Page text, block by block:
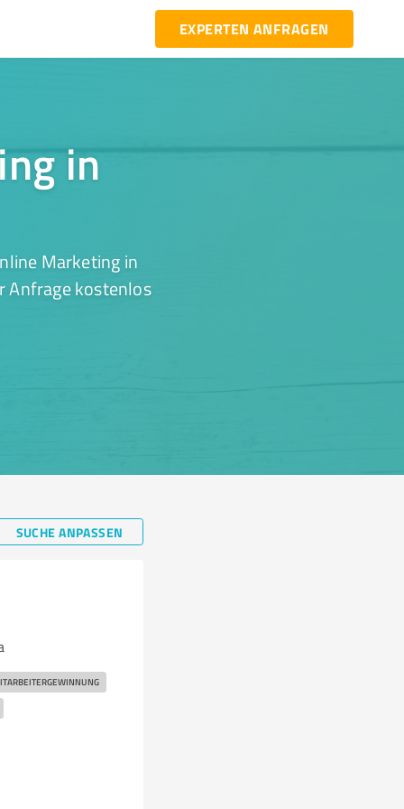
EXPERTEN ANFRAGEN
in
Marketing in
Anfrage kostenlos
SUCHE ANPASSEN